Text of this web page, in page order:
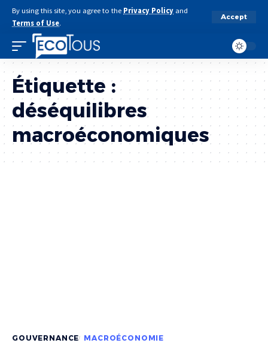
By using this site, you agree to the Privacy Policy and
Terms of Use.
Accept
Étiquette :
déséquilibres
macroéconomiques
GOUVERNANCE MACROÉCONOMIE